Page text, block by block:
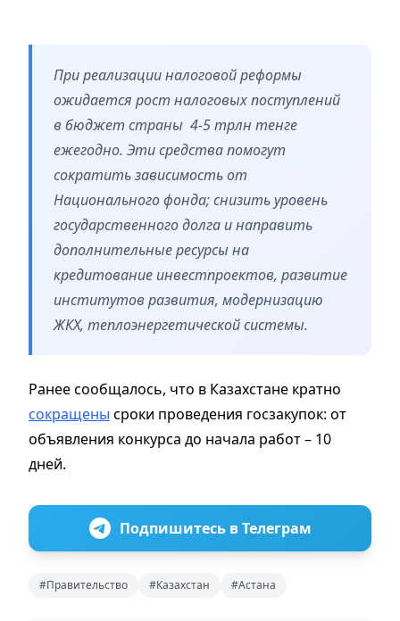
При реализации налоговой реформы
ожидается рост налоговых поступлений
в бюджет страны 4-5 трлн тенге
ежегодно. Эти средства помогут
сократить зависимость от
Национального фонда; снизить уровень
государственного долга и направить
дополнительные ресурсы на
кредитование инвестпроектов, развитие
институтов развития, модернизацию
ЖКХ, теплоэнергетической системы.
Ранее сообщалось, что в Казахстане кратно
сокращены сроки проведения госзакупок: от
объявления конкурса до начала работ – 10
дней.
Подпишитесь в Телеграм
#Правительство #Казахстан #Астана